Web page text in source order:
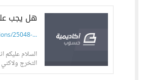
25048-...
السلام عليكم
التخرج
يعصيني